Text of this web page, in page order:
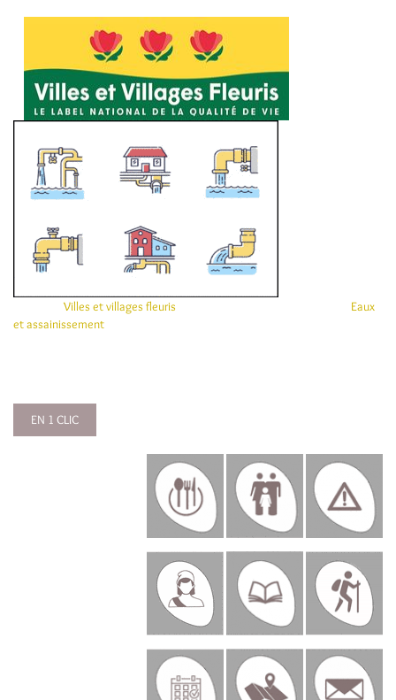
Villes et villages fleuris
Eaux
et assainissement
EN 1 CLIC